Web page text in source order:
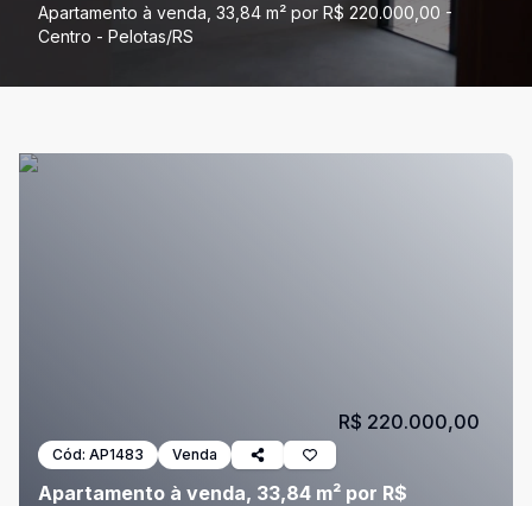
Apartamento à venda, 33,84 m² por R$ 220.000,00 -
Centro - Pelotas/RS
Cód: AP1483 Venda
Apartamento à venda, 33,84 m² por R$
R$ 220.000,00